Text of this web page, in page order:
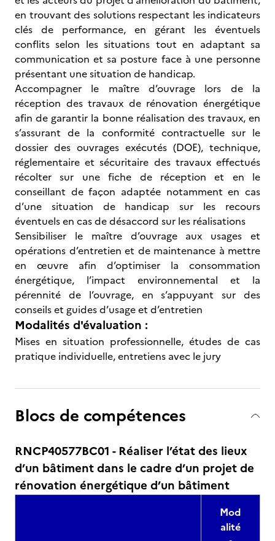
en trouvant des solutions respectant les indicateurs
clés de performance, en gérant les éventuels
conflits selon les situations tout en adaptant sa
communication et sa posture face à une personne
présentant une situation de handicap.
Accompagner le maître d’ouvrage lors de la
réception des travaux de rénovation énergétique
afin de garantir la bonne réalisation des travaux, en
s’assurant de la conformité contractuelle sur le
dossier des ouvrages exécutés (DOE), technique,
réglementaire et sécuritaire des travaux effectués
récolter sur une fiche de réception et en le
conseillant de façon adaptée notamment en cas
d’une situation de handicap sur les recours
éventuels en cas de désaccord sur les réalisations
Sensibiliser le maître d’ouvrage aux usages et
opérations d’entretien et de maintenance à mettre
en œuvre afin d’optimiser la consommation
énergétique, l’impact environnemental et la
pérennité de l’ouvrage, en s’appuyant sur des
conseils et guides d’usage et d’entretien
Modalités d'évaluation :
Mises en situation professionnelle, études de cas
pratique individuelle, entretiens avec le jury
Blocs de compétences
RNCP40577BC01 - Réaliser l’état des lieux
d’un bâtiment dans le cadre d’un projet de
rénovation énergétique d’un bâtiment
Mod
alité